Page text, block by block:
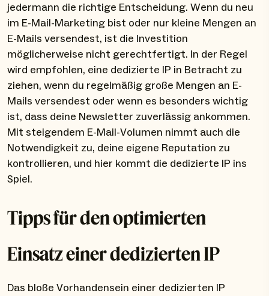
jedermann die richtige Entscheidung. Wenn du neu
im E-Mail-Marketing bist oder nur kleine Mengen an
E-Mails versendest, ist die Investition
möglicherweise nicht gerechtfertigt. In der Regel
wird empfohlen, eine dedizierte IP in Betracht zu
ziehen, wenn du regelmäßig große Mengen an E-
Mails versendest oder wenn es besonders wichtig
ist, dass deine Newsletter zuverlässig ankommen.
Mit steigendem E-Mail-Volumen nimmt auch die
Notwendigkeit zu, deine eigene Reputation zu
kontrollieren, und hier kommt die dedizierte IP ins
Spiel.
Tipps für den optimierten
Einsatz einer dedizierten IP
Das bloße Vorhandensein einer dedizierten IP